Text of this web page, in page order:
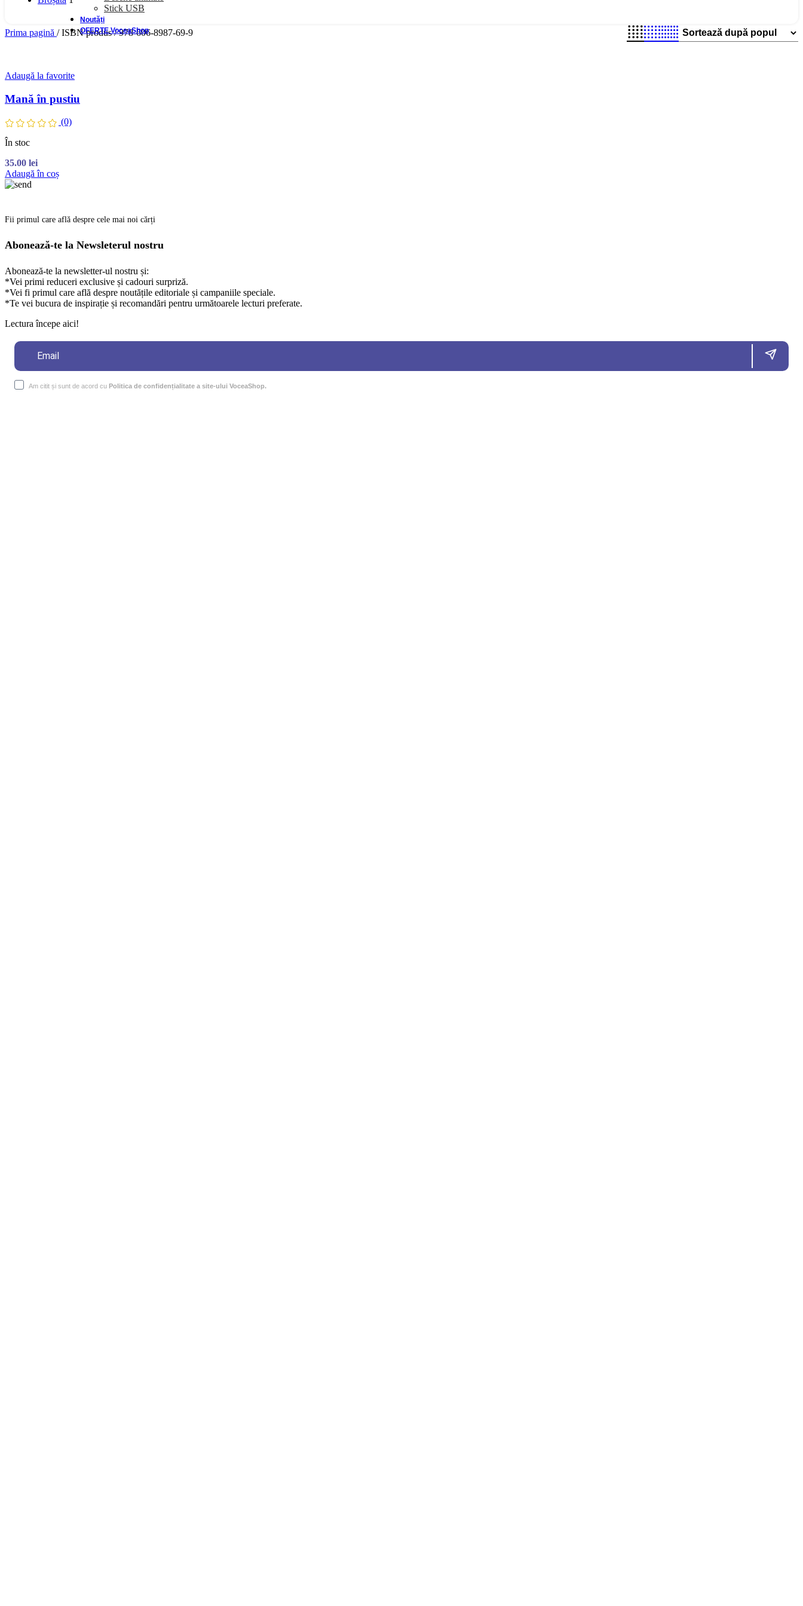
Stick USB
Noutăți
OFERTE VoceaShop
Prima pagină / ISBN produs/ 978-606-8987-69-9
Adaugă la favorite
Mană în pustiu
(0)
În stoc
35.00 lei
Adaugă în coș
Fii primul care află despre cele mai noi cărți
Abonează-te la Newsleterul nostru
Abonează-te la newsletter-ul nostru și:
*Vei primi reduceri exclusive și cadouri surpriză.
*Vei fi primul care află despre noutățile editoriale și campaniile speciale.
*Te vei bucura de inspirație și recomandări pentru următoarele lecturi preferate.
Lectura începe aici!
Am citit și sunt de acord cu Politica de confidențialitate a site-ului VoceaShop.